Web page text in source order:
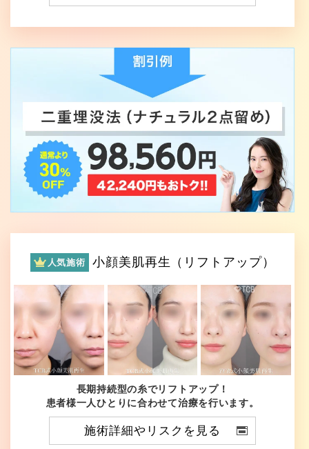
人気施術 小顔美肌再生（リフトアップ）
長期持続型の糸でリフトアップ！
患者様一人ひとりに合わせて治療を行います。
施術詳細やリスクを見る